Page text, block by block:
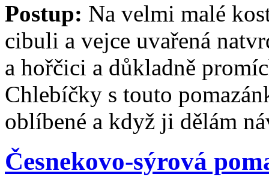
Postup: Na velmi malé
cibuli a vejce uvařená
a hořčici a důkladně
Chlebíčky s touto
oblíbené a když ji dělám
Česnekovo-sýrová